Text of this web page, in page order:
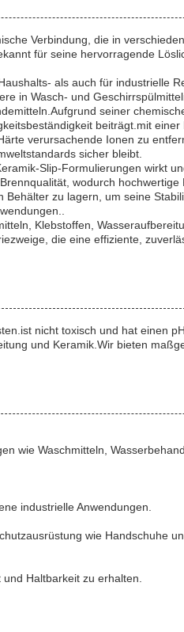
Verbindung, die in
für seine hervorragende
als auch für industrielle
in Wasch- und
seiner
beiträgt.mit einer
verursachende Ionen zu
sicher bleibt.
Slip-Formulierungen wirkt
wodurch hochwertige
zu lagern, um seine
Klebstoffen,
die eine effiziente,
nicht toxisch und hat einen
und Keramik.Wir bieten
wie Waschmitteln,
industrielle Anwendungen.
wie Handschuhe
Haltbarkeit zu erhalten.